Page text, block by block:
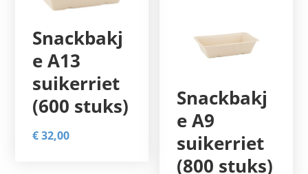
Snackbakj
e A13
suikerriet
(600 stuks)
€32,00
Snackbakj
e A9
suikerriet
(800 stuks)